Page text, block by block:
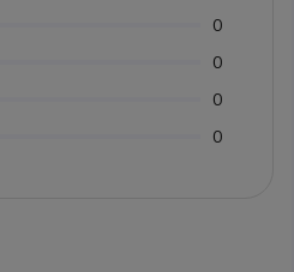
0
0
0
0